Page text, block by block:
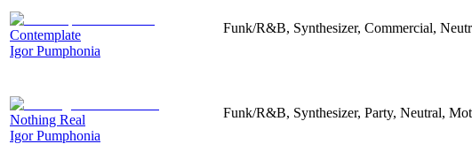
Contemplate
Igor Pumphonia
Funk/R&B, Synthesizer, Commercial,
Nothing Real
Igor Pumphonia
Funk/R&B, Synthesizer, Party, Neutral,